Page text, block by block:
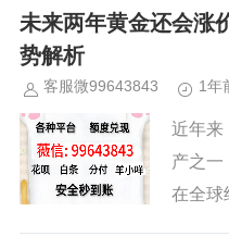
妥的
未来两年黄金还会涨
势解析
客服微99643843 1年
近年来
产之一
在全球